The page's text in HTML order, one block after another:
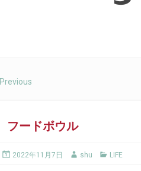
Previous
フードボウル
2022年11月7日 shu LIFE